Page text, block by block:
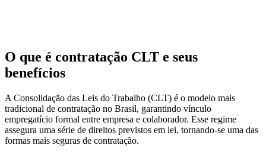
O que é contratação CLT e seus
benefícios
A Consolidação das Leis do Trabalho (CLT) é o modelo mais
tradicional de contratação no Brasil, garantindo vínculo
empregatício formal entre empresa e colaborador. Esse regime
assegura uma série de direitos previstos em lei, tornando-se uma das
formas mais seguras de contratação.